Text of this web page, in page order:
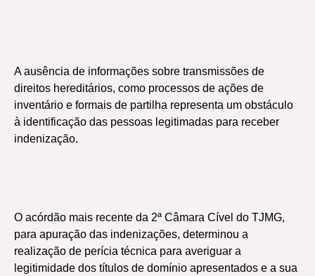
A ausência de informações sobre transmissões de
direitos hereditários, como processos de ações de
inventário e formais de partilha representa um obstáculo
à identificação das pessoas legitimadas para receber
indenização.
O acórdão mais recente da 2ª Câmara Cível do TJMG,
para apuração das indenizações, determinou a
realização de perícia técnica para averiguar a
legitimidade dos títulos de domínio apresentados e a sua